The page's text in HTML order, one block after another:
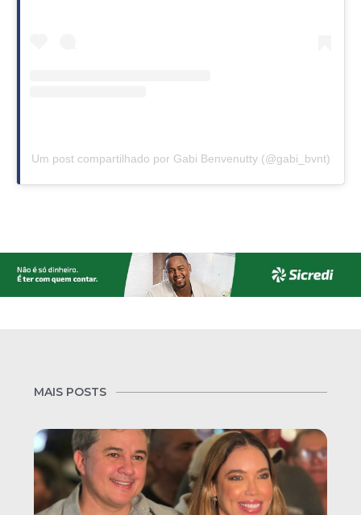
Um post compartilhado por Gabi Benvenutty (@gabi_bvnt)
MAIS POSTS